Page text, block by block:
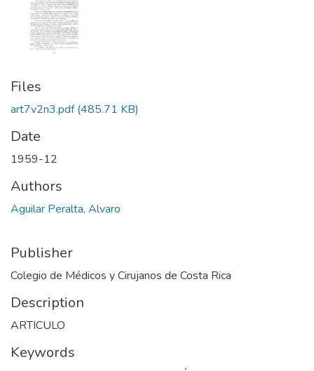
Files
art7v2n3.pdf(485.71 KB)
Date
1959-12
Authors
Aguilar Peralta, Alvaro
Publisher
Colegio de Médicos y Cirujanos de Costa Rica
Description
ARTICULO
Keywords